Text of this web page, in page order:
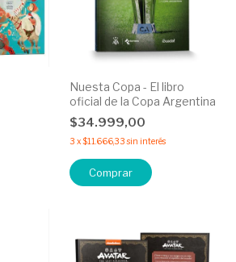
Nuesta Copa - El libro
oficial de la Copa Argentina
$34.999,00
3 x$11.666,33 sin interés